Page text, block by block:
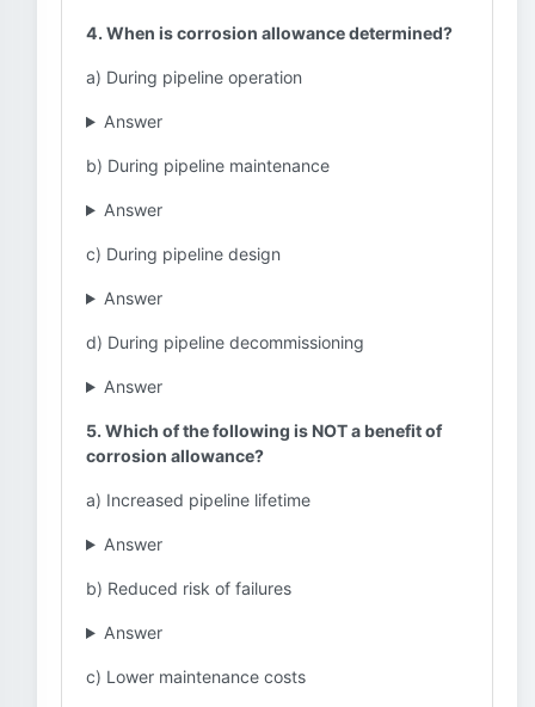
4. When is corrosion allowance determined?
a) During pipeline operation
Answer
b) During pipeline maintenance
Answer
c) During pipeline design
Answer
d) During pipeline decommissioning
Answer
5. Which of the following is NOT a benefit of
corrosion allowance?
a) Increased pipeline lifetime
Answer
b) Reduced risk of failures
Answer
c) Lower maintenance costs